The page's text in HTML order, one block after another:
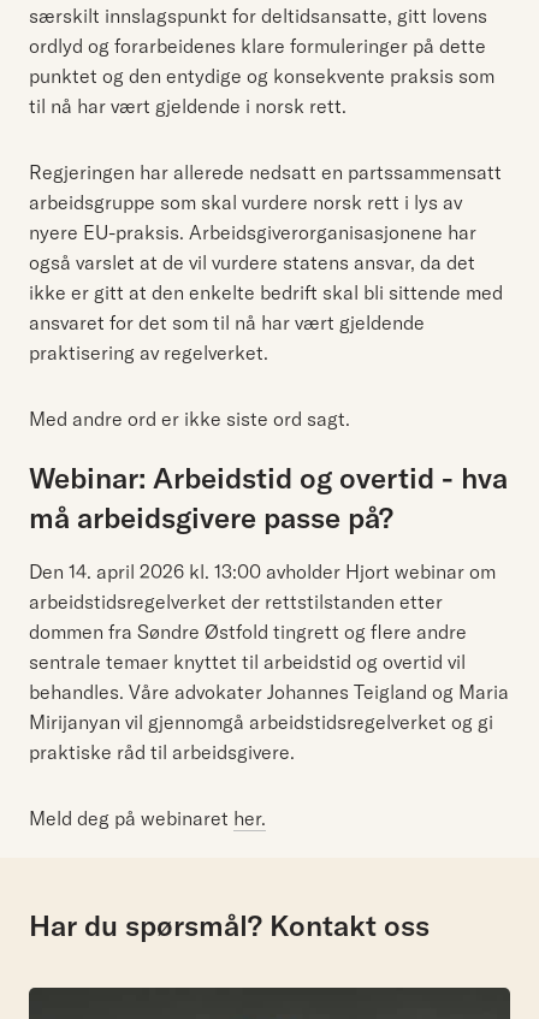
særskilt innslagspunkt for deltidsansatte, gitt lovens
ordlyd og forarbeidenes klare formuleringer på dette
punktet og den entydige og konsekvente praksis som
til nå har vært gjeldende i norsk rett.
Regjeringen har allerede nedsatt en partssammensatt
arbeidsgruppe som skal vurdere norsk rett i lys av
nyere EU-praksis. Arbeidsgiverorganisasjonene har
også varslet at de vil vurdere statens ansvar, da det
ikke er gitt at den enkelte bedrift skal bli sittende med
ansvaret for det som til nå har vært gjeldende
praktisering av regelverket.
Med andre ord er ikke siste ord sagt.
Webinar: Arbeidstid og overtid - hva
må arbeidsgivere passe på?
Den 14. april 2026 kl. 13:00 avholder Hjort webinar om
arbeidstidsregelverket der rettstilstanden etter
dommen fra Søndre Østfold tingrett og flere andre
sentrale temaer knyttet til arbeidstid og overtid vil
behandles. Våre advokater Johannes Teigland og Maria
Mirijanyan vil gjennomgå arbeidstidsregelverket og gi
praktiske råd til arbeidsgivere.
Meld deg på webinaret her.
Har du spørsmål? Kontakt oss